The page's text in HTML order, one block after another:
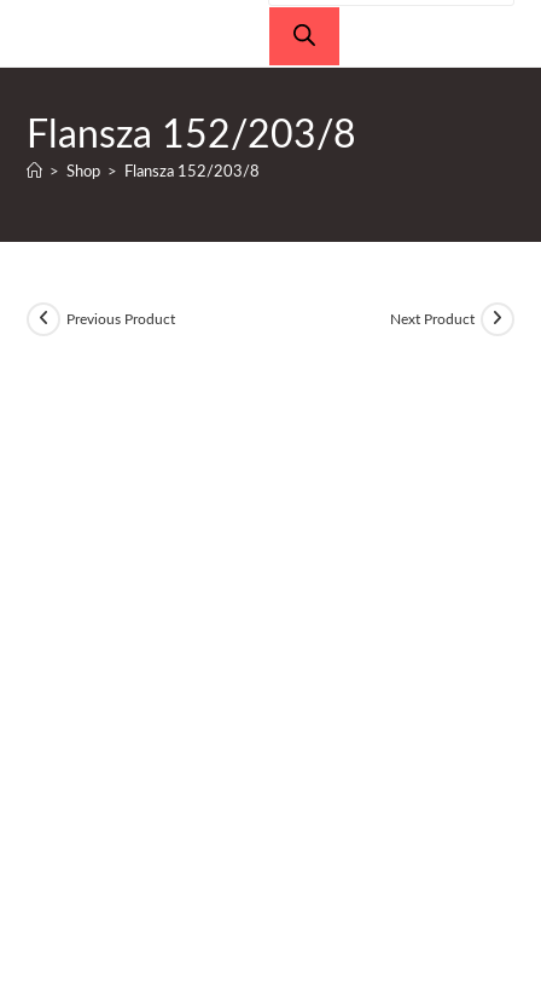
Flansza 152/203/8
> Shop > Flansza 152/203/8
Previous Product Next Product